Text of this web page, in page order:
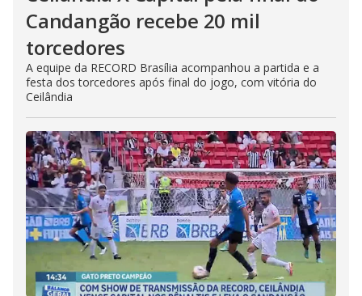
Candangão recebe 20 mil
torcedores
A equipe da RECORD Brasília acompanhou a partida e a
festa dos torcedores após final do jogo, com vitória do
Ceilândia